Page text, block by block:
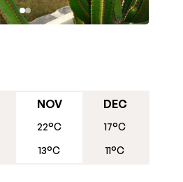
NOV
22°C
13°C
DEC
17°C
11°C